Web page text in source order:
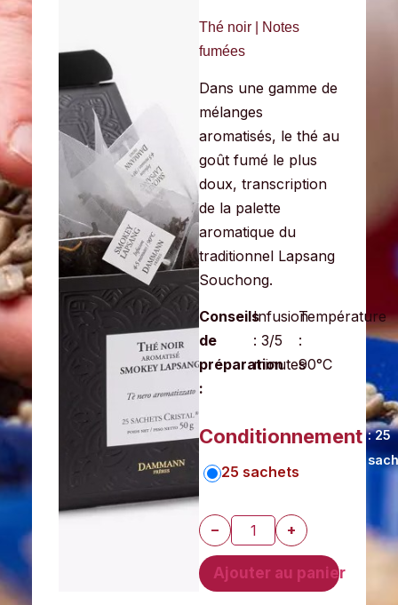
Thé noir | Notes
fumées
Dans une gamme de
mélanges
aromatisés, le thé au
goût fumé le plus
doux, transcription
de la palette
aromatique du
traditionnel Lapsang
Souchong.
Conseils
de
préparation
:
Infusion
: 3/5
minutes
Température
:
90°C
Conditionnement : 25
25 sachets
− +
Ajouter au panier